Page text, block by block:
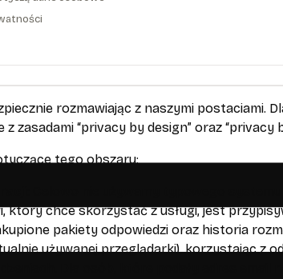
rozmawiając z naszymi postaciami.
zasadami “privacy by design” oraz “privacy
tego obszaru:
: Celowo nie używamy typowego
który chce skorzystać z usługi, jest
pakiety odpowiedzi oraz historia
używanej przeglądarki), korzystając z
Dla osób, które podały adres